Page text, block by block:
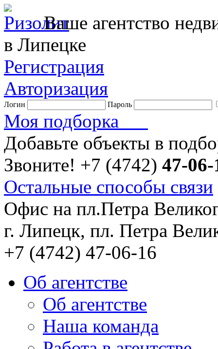
Ваше агентство
в Липецке
Регистрация
Авторизация
Логин Пароль
Моя подборка
Добавьте объекты в
Звоните! +7 (4742) 47-06-
Остальные способы связи
Офис на пл.Петра
г. Липецк, пл. Петра
+7 (4742) 47-06-16
Об агентстве
Об агентстве
Наша команда